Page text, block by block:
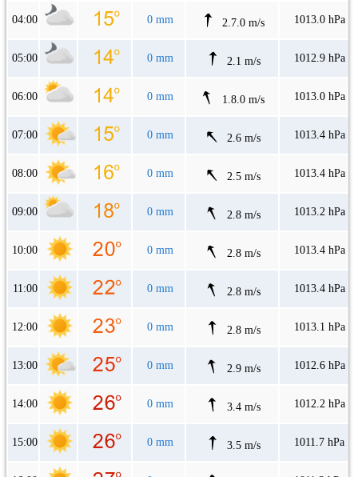
04:00 0 mm 2.7.0 m/s 1013.0 hPa
05:00 0 mm 2.1 m/s 1012.9 hPa
06:00 0 mm 1.8.0 m/s 1013.0 hPa
07:00 0 mm 2.6 m/s 1013.4 hPa
08:00 0 mm 2.5 m/s 1013.4 hPa
09:00 0 mm 2.8 m/s 1013.2 hPa
10:00 0 mm 2.8 m/s 1013.4 hPa
11:00 0 mm 2.8 m/s 1013.4 hPa
12:00 0 mm 2.8 m/s 1013.1 hPa
13:00 0 mm 2.9 m/s 1012.6 hPa
14:00 0 mm 3.4 m/s 1012.2 hPa
15:00 0 mm 3.5 m/s 1011.7 hPa